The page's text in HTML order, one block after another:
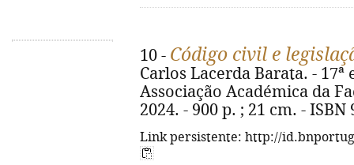
10 - Código civil e
Carlos Lacerda Barata. - 17ª
Associação Académica da
2024. - 900 p. ; 21 cm. - ISBN
Link persistente: http://